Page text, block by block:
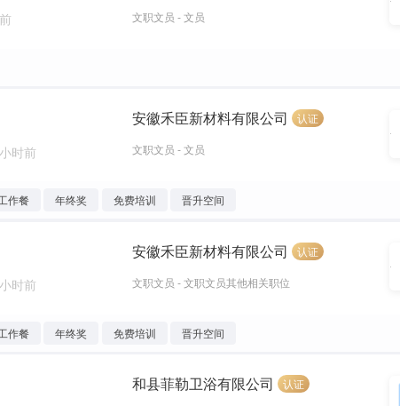
文职文员 - 文员
时前
安徽禾臣新材料有限公司 认证
文职文员 - 文员
作餐 年终奖 免费培训 晋升空间
时前
安徽禾臣新材料有限公司 认证
文职文员 - 文职文员其他相关职位
作餐 年终奖 免费培训 晋升空间
和县菲勒卫浴有限公司 认证